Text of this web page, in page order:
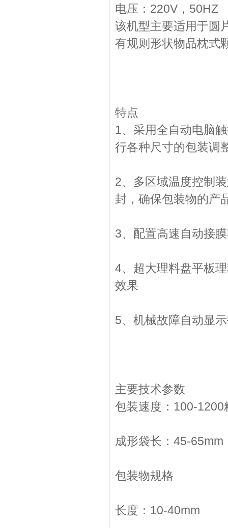
电压：220V，50HZ
该机型主要适用于圆
有规则形状物品枕式
特点
1、采用全自动电脑
行各种尺寸的包装调
2、多区域温度控制
封，确保包装物的产
3、配置高速自动接
4、超大理料盘平板
效果
5、机械故障自动显
主要技术参数
包装速度：100-1200
成形袋长：45-65mm
包装物规格
长度：10-40mm